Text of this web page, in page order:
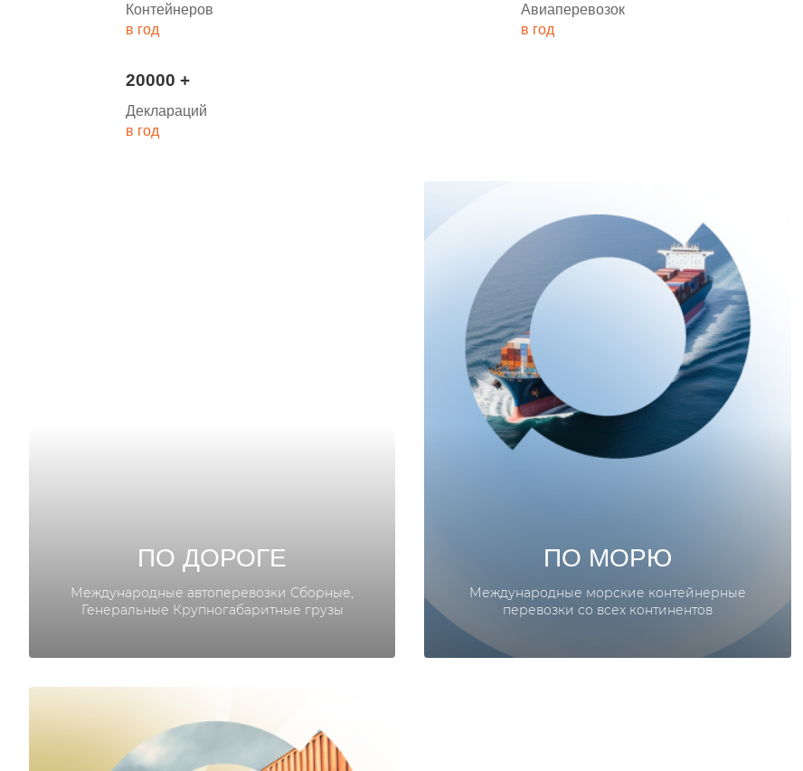
Контейнеров
в год
Авиаперевозок
в год
20000 +
Деклараций
в год
ПО ДОРОГЕ
Международные автоперевозки Сборные,
Генеральные Крупногабаритные грузы
ПО МОРЮ
Международные морские контейнерные
перевозки со всех континентов